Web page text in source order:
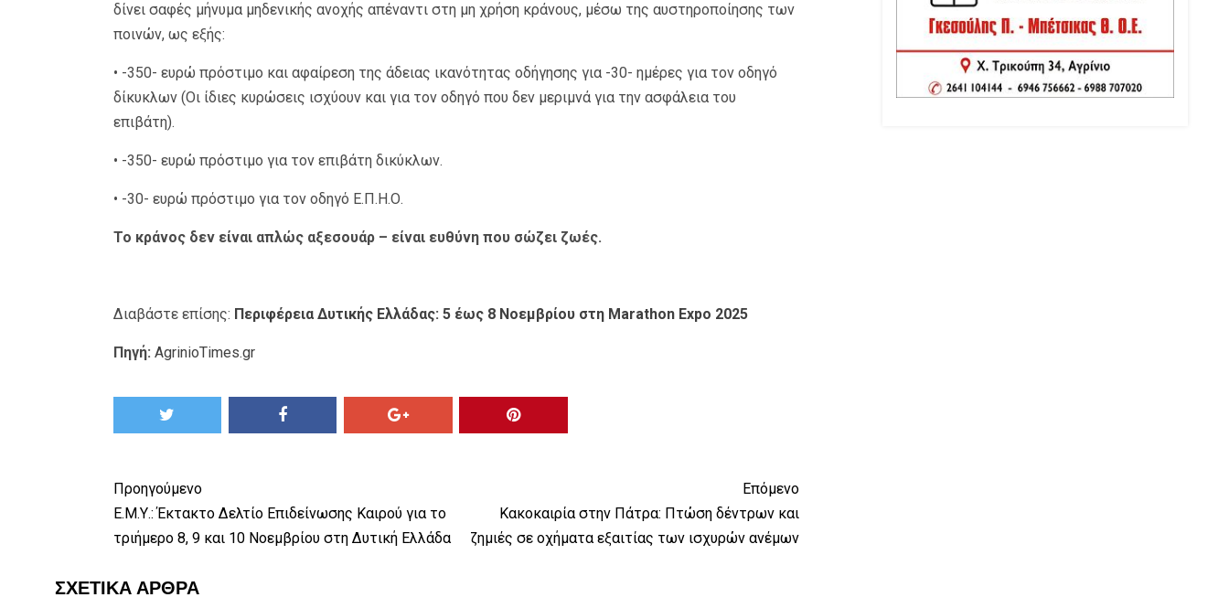
δίνει σαφές μήνυμα μηδενικής ανοχής απέναντι στη μη χρήση κράνους, μέσω της αυστηροποίησης των
ποινών, ως εξής:
• -350- ευρώ πρόστιμο και αφαίρεση της άδειας ικανότητας οδήγησης για -30- ημέρες για τον οδηγό
δίκυκλων (Οι ίδιες κυρώσεις ισχύουν και για τον οδηγό που δεν μεριμνά για την ασφάλεια του
επιβάτη).
• -350- ευρώ πρόστιμο για τον επιβάτη δικύκλων.
• -30- ευρώ πρόστιμο για τον οδηγό Ε.Π.Η.Ο.
Το κράνος δεν είναι απλώς αξεσουάρ – είναι ευθύνη που σώζει ζωές.
Διαβάστε επίσης: Περιφέρεια Δυτικής Ελλάδας: 5 έως 8 Νοεμβρίου στη Marathon Expo 2025
Πηγή: AgrinioTimes.gr
Προηγούμενο
Ε.Μ.Υ.: Έκτακτο Δελτίο Επιδείνωσης Καιρού για το
τριήμερο 8, 9 και 10 Νοεμβρίου στη Δυτική Ελλάδα
Επόμενο
Κακοκαιρία στην Πάτρα: Πτώση δέντρων και
ζημιές σε οχήματα εξαιτίας των ισχυρών ανέμων
ΣΧΕΤΙΚΆ ΆΡΘΡΑ